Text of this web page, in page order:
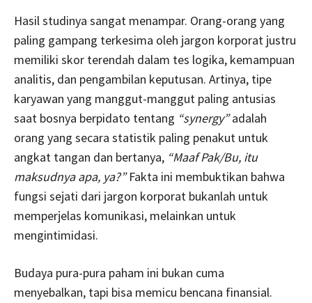
Hasil studinya sangat menampar. Orang-orang yang
paling gampang terkesima oleh jargon korporat justru
memiliki skor terendah dalam tes logika, kemampuan
analitis, dan pengambilan keputusan. Artinya, tipe
karyawan yang manggut-manggut paling antusias
saat bosnya berpidato tentang “synergy”adalah
orang yang secara statistik paling penakut untuk
angkat tangan dan bertanya, “Maaf Pak/Bu, itu
maksudnya apa, ya?”Fakta ini membuktikan bahwa
fungsi sejati dari jargon korporat bukanlah untuk
memperjelas komunikasi, melainkan untuk
mengintimidasi.
Budaya pura-pura paham ini bukan cuma
menyebalkan, tapi bisa memicu bencana finansial.